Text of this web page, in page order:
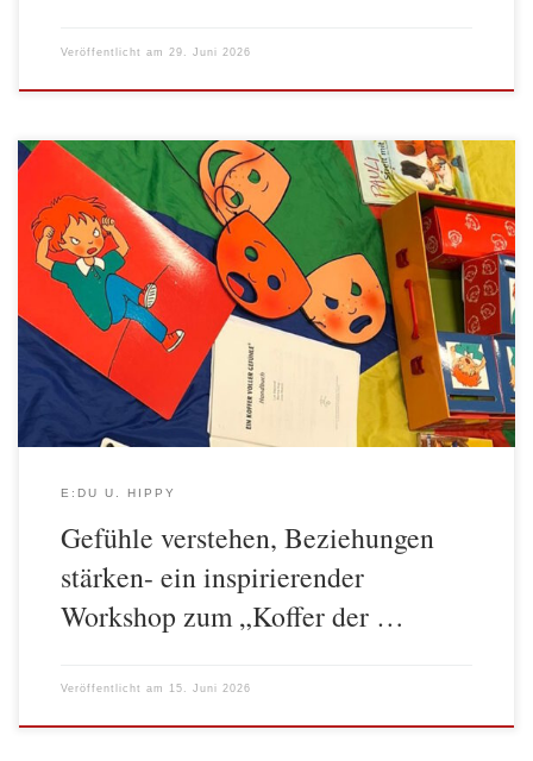
Veröffentlicht am 29. Juni 2026
Gemeinsam lernen, Gefühle verstehen und miteinander ins
Gespräch kommen, darum ging es beim Workshop zum „Koffer
der Gefühle“ für das Team der Frühen Bildung. Der „Koffer der
Gefühle“ ist ein pädagogisches Material, das Kindern dabei hilft,
Gefühle zu erkennen, zu benennen und auszudrücken. Durch
verschiedene Methoden und Materialien unterstützt er […]
E:DU U. HIPPY
Gefühle verstehen, Beziehungen
stärken- ein inspirierender
Workshop zum „Koffer der …
Veröffentlicht am 15. Juni 2026